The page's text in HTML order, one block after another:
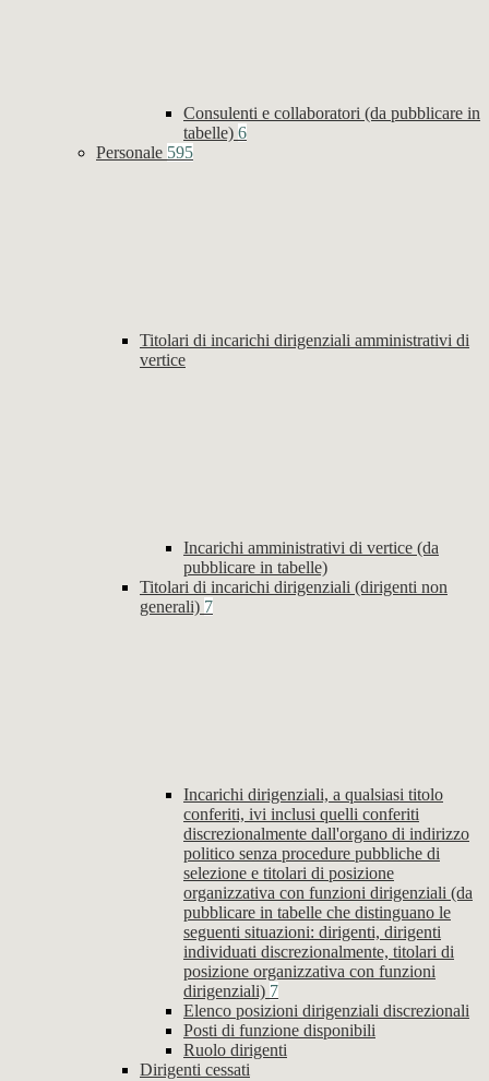
Consulenti e collaboratori (da pubblicare in
tabelle) 6
Personale 595
Titolari di incarichi dirigenziali amministrativi di
vertice
Incarichi amministrativi di vertice (da
pubblicare in tabelle)
Titolari di incarichi dirigenziali (dirigenti non
generali) 7
Incarichi dirigenziali, a qualsiasi titolo
conferiti, ivi inclusi quelli conferiti
discrezionalmente dall'organo di indirizzo
politico senza procedure pubbliche di
selezione e titolari di posizione
organizzativa con funzioni dirigenziali (da
pubblicare in tabelle che distinguano le
seguenti situazioni: dirigenti, dirigenti
individuati discrezionalmente, titolari di
posizione organizzativa con funzioni
dirigenziali) 7
Elenco posizioni dirigenziali discrezionali
Posti di funzione disponibili
Ruolo dirigenti
Dirigenti cessati